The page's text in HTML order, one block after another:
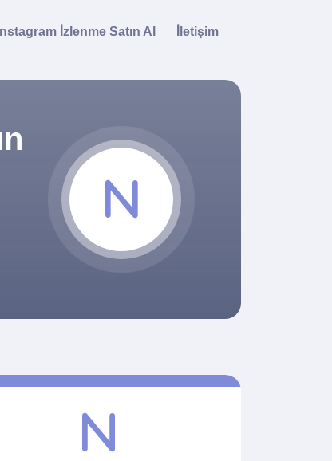
Instagram İzlenme Satın Al İletişim